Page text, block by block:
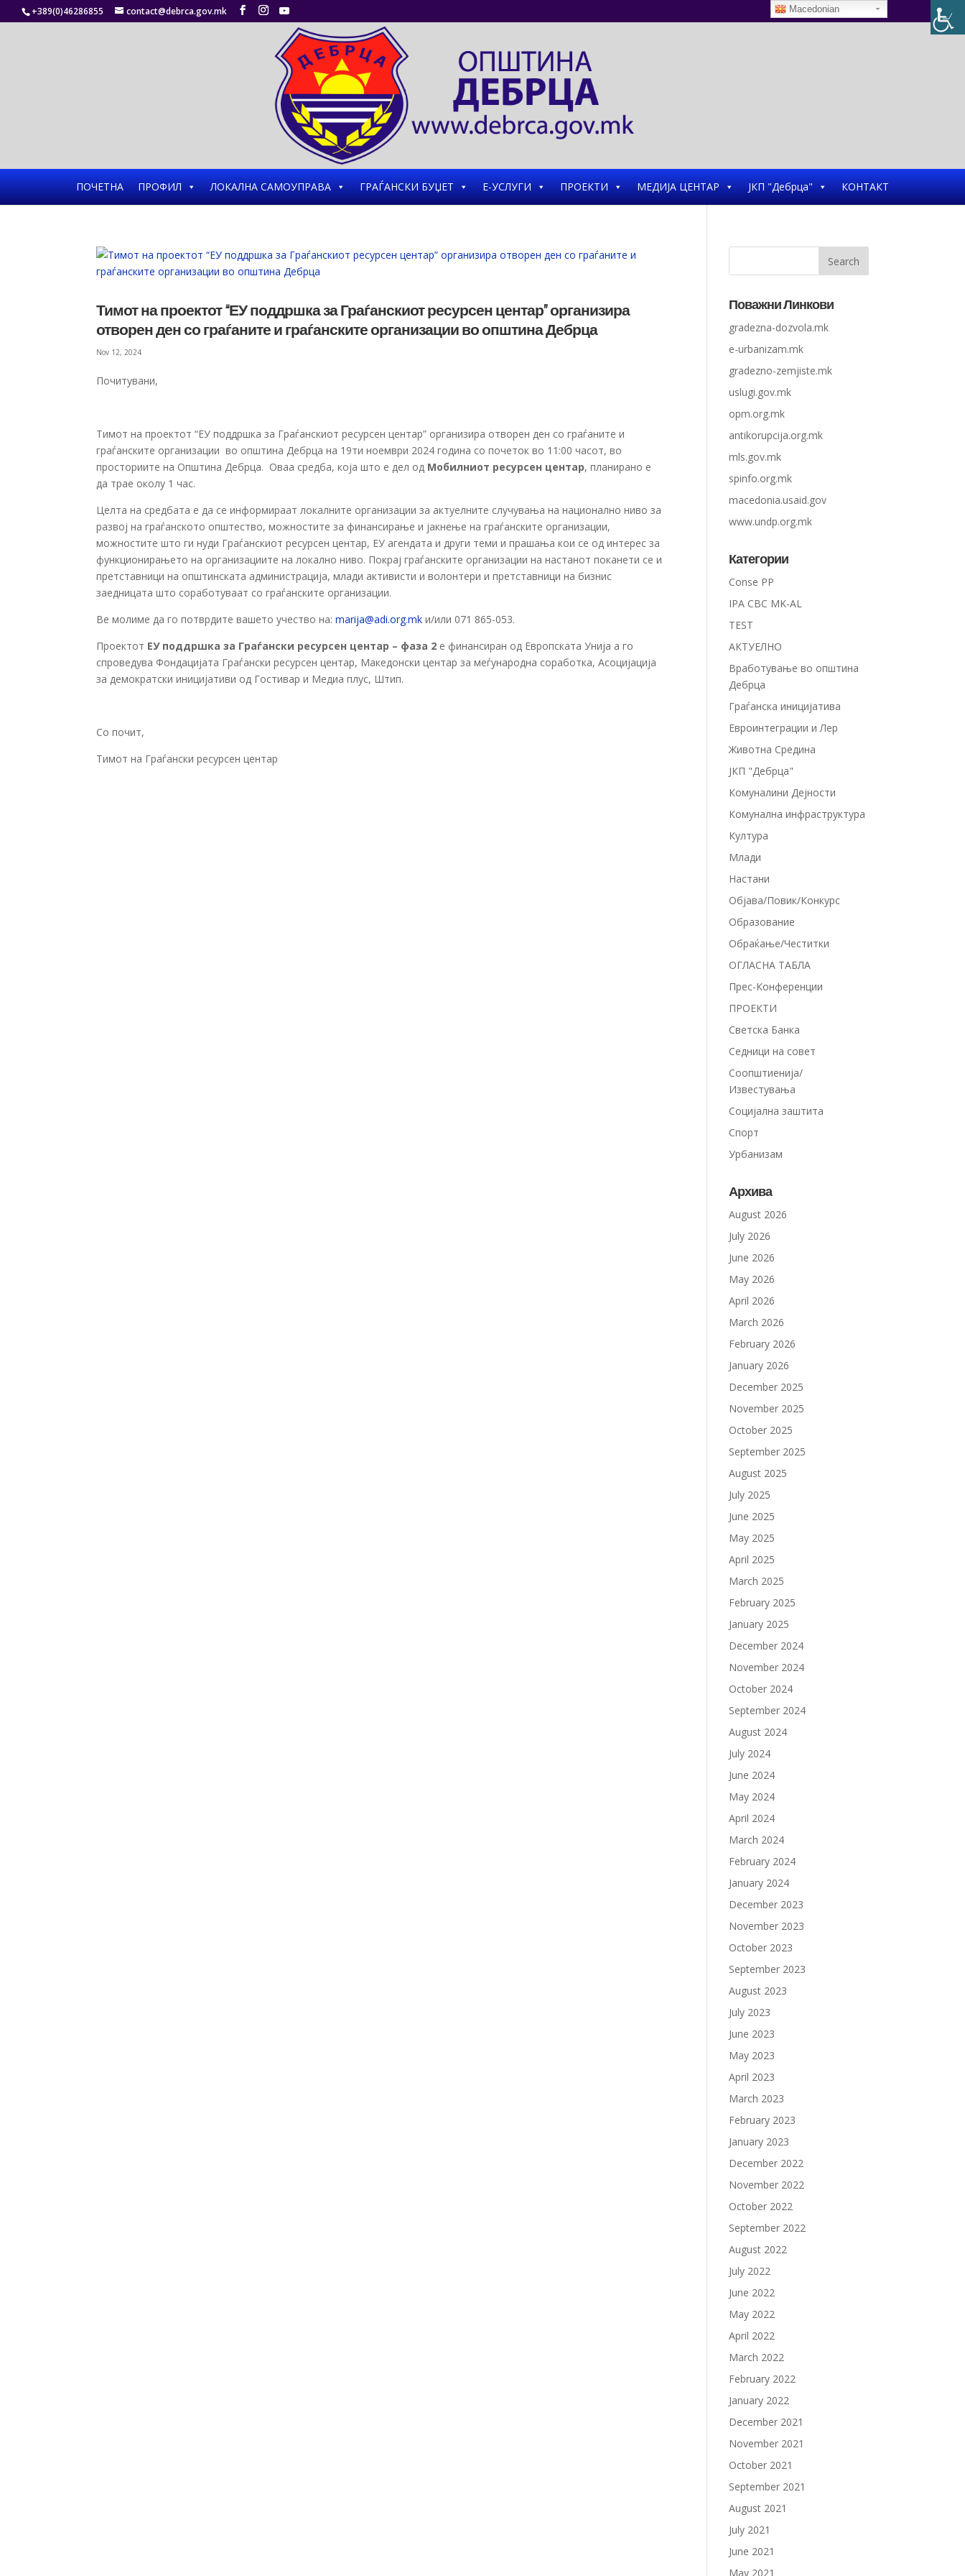
+389(0)46286855 contact@debrca.gov.mk
ПОЧЕТНА ПРОФИЛ ЛОКАЛНА САМОУПРАВА ГРАЃАНСКИ БУЏЕТ Е-УСЛУГИ ПРОЕКТИ МЕДИЈА ЦЕНТАР ЈКП "Дебрца" КОНТАКТ
Тимот на проектот “ЕУ поддршка за Граѓанскиот ресурсен центар” организира
отворен ден со граѓаните и граѓанските организации во општина Дебрца
Nov 12, 2024
Почитувани,
Тимот на проектот “ЕУ поддршка за Граѓанскиот ресурсен центар” организира отворен ден со граѓаните и
граѓанските организации во општина Дебрца на 19ти ноември 2024 година со почеток во 11:00 часот, во
просториите на Општина Дебрца. Оваа средба, која што е дел од Мобилниот ресурсен центар, планирано е
да трае околу 1 час.
Целта на средбата е да се информираат локалните организации за актуелните случувања на национално ниво за
развој на граѓанското општество, можностите за финансирање и јакнење на граѓанските организации,
можностите што ги нуди Граѓанскиот ресурсен центар, ЕУ агендата и други теми и прашања кои се од интерес за
функционирањето на организациите на локално ниво. Покрај граѓанските организации на настанот поканети се и
претставници на општинската администрација, млади активисти и волонтери и претставници на бизнис
заедницата што соработуваат со граѓанските организации.
Ве молиме да го потврдите вашето учество на:marija@adi.org.mk и/или 071 865-053.
Проектот ЕУ поддршка за Граѓански ресурсен центар – фаза 2 е финансиран од Европската Унија а го
спроведува Фондацијата Граѓански ресурсен центар, Македонски центар за меѓународна соработка, Асоцијација
за демократски иницијативи од Гостивар и Медиа плус, Штип.
Со почит,
Тимот на Граѓански ресурсен центар
Поважни Линкови
gradezna-dozvola.mk
e-urbanizam.mk
gradezno-zemjiste.mk
uslugi.gov.mk
opm.org.mk
antikorupcija.org.mk
mls.gov.mk
spinfo.org.mk
macedonia.usaid.gov
www.undp.org.mk
Категории
Conse PP
IPA CBC MK-AL
TEST
АКТУЕЛНО
Вработување во општина
Дебрца
Граѓанска иницијатива
Евроинтеграции и Лер
Животна Средина
ЈКП "Дебрца"
Комуналини Дејности
Комунална инфраструктура
Култура
Млади
Настани
Објава/Повик/Конкурс
Образование
Обраќање/Честитки
ОГЛАСНА ТАБЛА
Прес-Конференции
ПРОЕКТИ
Светска Банка
Седници на совет
Соопштиенија/
Известувања
Социјална заштита
Спорт
Урбанизам
Архива
August 2026
July 2026
June 2026
May 2026
April 2026
March 2026
February 2026
January 2026
December 2025
November 2025
October 2025
September 2025
August 2025
July 2025
June 2025
May 2025
April 2025
March 2025
February 2025
January 2025
December 2024
November 2024
October 2024
September 2024
August 2024
July 2024
June 2024
May 2024
April 2024
March 2024
February 2024
January 2024
December 2023
November 2023
October 2023
September 2023
August 2023
July 2023
June 2023
May 2023
April 2023
March 2023
February 2023
January 2023
December 2022
November 2022
October 2022
September 2022
August 2022
July 2022
June 2022
May 2022
April 2022
March 2022
February 2022
January 2022
December 2021
November 2021
October 2021
September 2021
August 2021
July 2021
June 2021
May 2021
Macedonian